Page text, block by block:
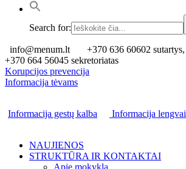
Search for:
info@menum.lt
+370 636 60602
+370 664 56045 sekretoriatas
Korupcijos prevencija
Informacija tėvams
Informacija gestų kalba
Informacija
NAUJIENOS
STRUKTŪRA IR KONTAKTAI
Apie mokyklą